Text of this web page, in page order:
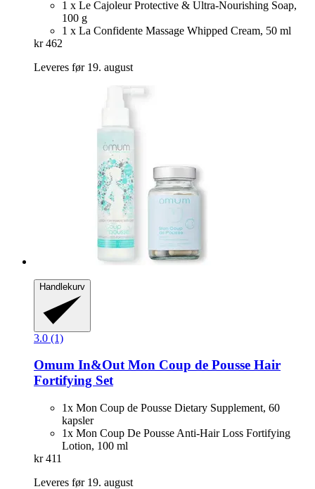
1 x Le Cajoleur Protective & Ultra-Nourishing Soap,
100 g
1 x La Confidente Massage Whipped Cream, 50 ml
kr 462
Leveres før 19. august
Handlekurv
3.0 (1)
Omum In&Out Mon Coup de Pousse Hair
Fortifying Set
1x Mon Coup de Pousse Dietary Supplement, 60
kapsler
1x Mon Coup De Pousse Anti-Hair Loss Fortifying
Lotion, 100 ml
kr 411
Leveres før 19. august